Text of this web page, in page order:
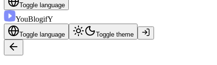
Toggle language
YouBlogifY
Toggle language Toggle theme